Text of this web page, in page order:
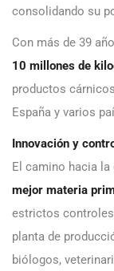
consolidando su
Con más de 39
10 millones de
productos
España y varios
Innovación y
El camino hacia
mejor materia
estrictos
planta de
biólogos,